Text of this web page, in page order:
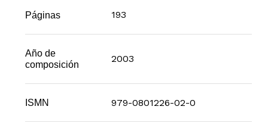
Páginas 193
Año de
composición
2003
ISMN 979-0801226-02-0